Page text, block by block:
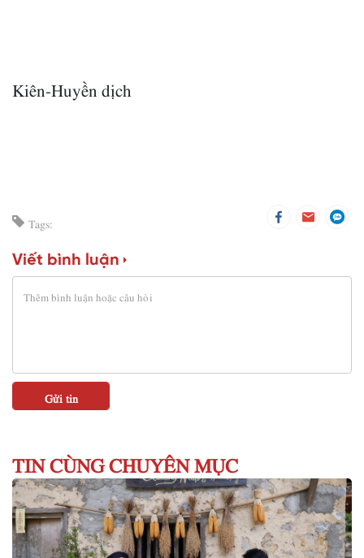
Kiên-Huyền dịch
Tags:
Viết bình luận
TIN CÙNG CHUYÊN MỤC